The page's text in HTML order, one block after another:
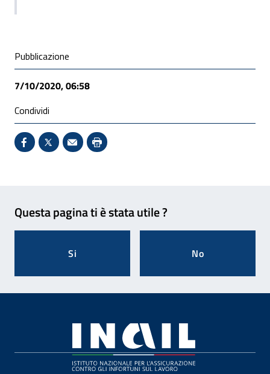
Condivisione social
Pubblicazione
7/10/2020, 06:58
Condividi
Condividi su Facebook - Sito esterno - Apertura in
X - Sito esterno - Apertura in nuova finestra
Invio Mail: apre il programma di posta
Stampa pagina: scelta meno
Questa pagina ti è stata utile ?
Si No